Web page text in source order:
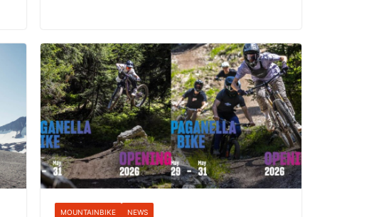
MOUNTAINBIKE NEWS